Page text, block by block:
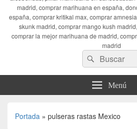
madrid, comprar marihuana en españa,
españa, comprar kritikal max, comprar
skunk madrid, comprar mango kush
comprar la mejor marihuana de madrid,
madrid
Buscar
por:
Buscar
Menú
Portada » pulseras rastas Mexico